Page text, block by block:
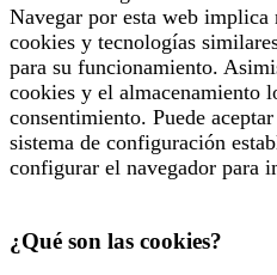
Navegar por esta web
cookies y tecnologías
para su funcionamiento.
cookies y el almacenamiento
consentimiento. Puede
sistema de configuración
configurar el navegador para
¿Qué son las cookies?